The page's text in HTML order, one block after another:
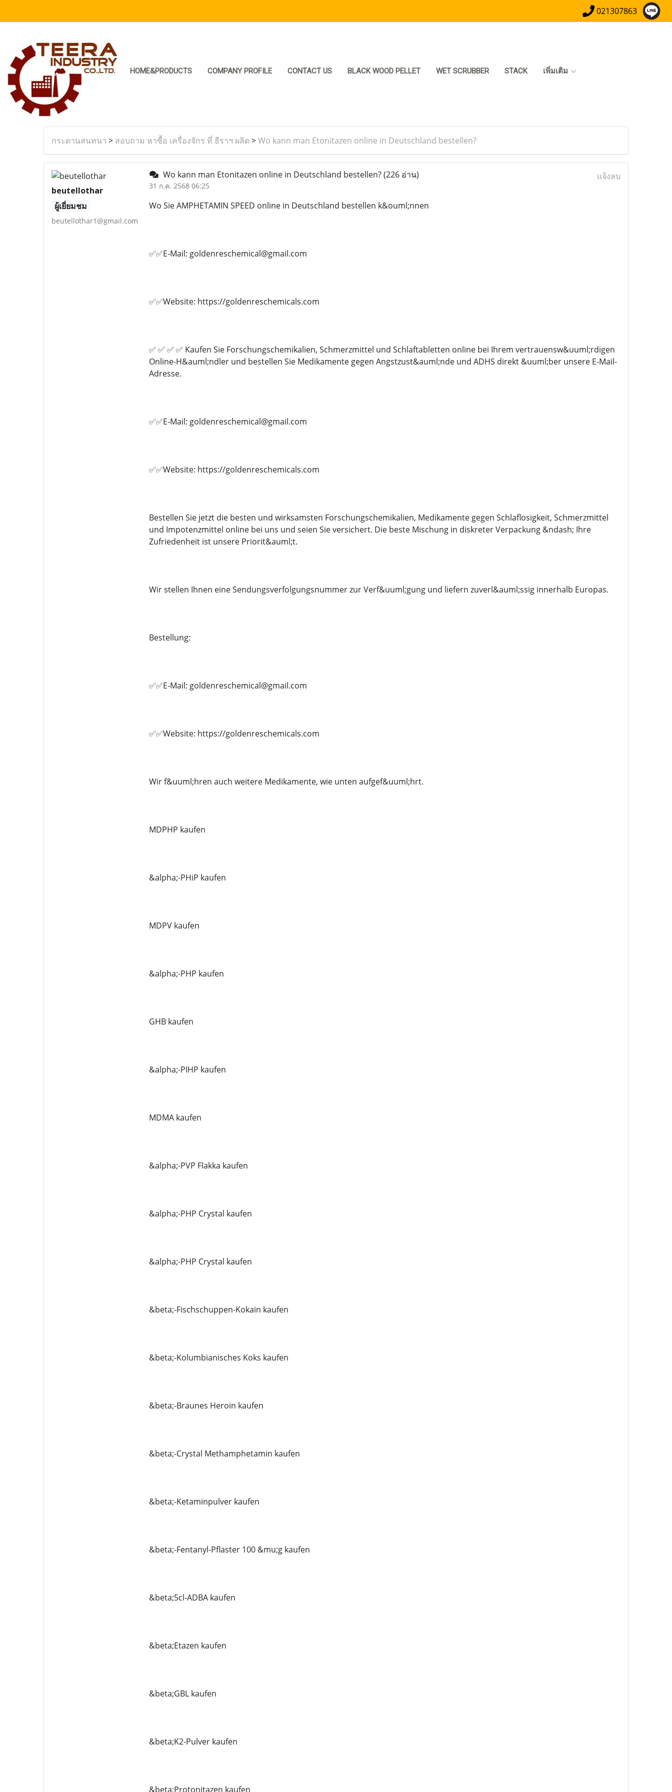
021307863
HOME&PRODUCTS COMPANY PROFILE CONTACT US BLACK WOOD PELLET WET SCRUBBER STACK เพิ่มเติม
กระดานสนทนา > สอบถาม หาซื้อ เครื่องจักร ที่ ธีราฯ ผลิต >Wo kann man Etonitazen online in Deutschland bestellen?
beutellothar
ผู้เยี่ยมชม
beutellothar1@gmail.com
Wo kann man Etonitazen online in Deutschland bestellen?(226 อ่าน)
31 ก.ค. 2568 06:25
แจ้งลบ
Wo Sie AMPHETAMIN SPEED online in Deutschland bestellen k&ouml;nnen
✅✅E-Mail: goldenreschemical@gmail.com
✅✅Website: https://goldenreschemicals.com
✅ ✅ ✅ ✅ Kaufen Sie Forschungschemikalien, Schmerzmittel und Schlaftabletten online bei Ihrem vertrauensw&uuml;rdigen
Online-H&auml;ndler und bestellen Sie Medikamente gegen Angstzust&auml;nde und ADHS direkt &uuml;ber unsere E-Mail-
Adresse.
✅✅E-Mail: goldenreschemical@gmail.com
✅✅Website: https://goldenreschemicals.com
Bestellen Sie jetzt die besten und wirksamsten Forschungschemikalien, Medikamente gegen Schlaflosigkeit, Schmerzmittel
und Impotenzmittel online bei uns und seien Sie versichert. Die beste Mischung in diskreter Verpackung &ndash; Ihre
Zufriedenheit ist unsere Priorit&auml;t.
Wir stellen Ihnen eine Sendungsverfolgungsnummer zur Verf&uuml;gung und liefern zuverl&auml;ssig innerhalb Europas.
Bestellung:
✅✅E-Mail: goldenreschemical@gmail.com
✅✅Website: https://goldenreschemicals.com
Wir f&uuml;hren auch weitere Medikamente, wie unten aufgef&uuml;hrt.
MDPHP kaufen
&alpha;-PHiP kaufen
MDPV kaufen
&alpha;-PHP kaufen
GHB kaufen
&alpha;-PIHP kaufen
MDMA kaufen
&alpha;-PVP Flakka kaufen
&alpha;-PHP Crystal kaufen
&alpha;-PHP Crystal kaufen
&beta;-Fischschuppen-Kokain kaufen
&beta;-Kolumbianisches Koks kaufen
&beta;-Braunes Heroin kaufen
&beta;-Crystal Methamphetamin kaufen
&beta;-Ketaminpulver kaufen
&beta;-Fentanyl-Pflaster 100 &mu;g kaufen
&beta;5cl-ADBA kaufen
&beta;Etazen kaufen
&beta;GBL kaufen
&beta;K2-Pulver kaufen
&beta;Protonitazen kaufen